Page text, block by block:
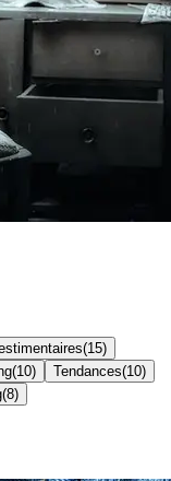
(15)
(10) Tendances(10)
(8)